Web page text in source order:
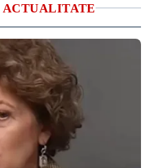
ACTUALITATE